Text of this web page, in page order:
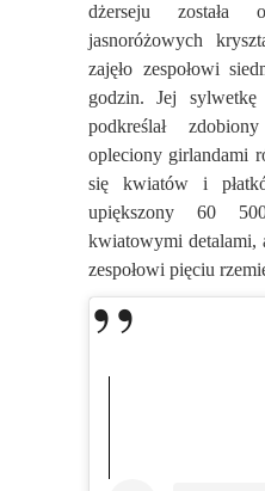
dżerseju została
jasnoróżowych
zajęło zespołowi
godzin. Jej
podkreślał
opleciony girlandami
się kwiatów i
upiększony 60
kwiatowymi detalami,
zespołowi pięciu